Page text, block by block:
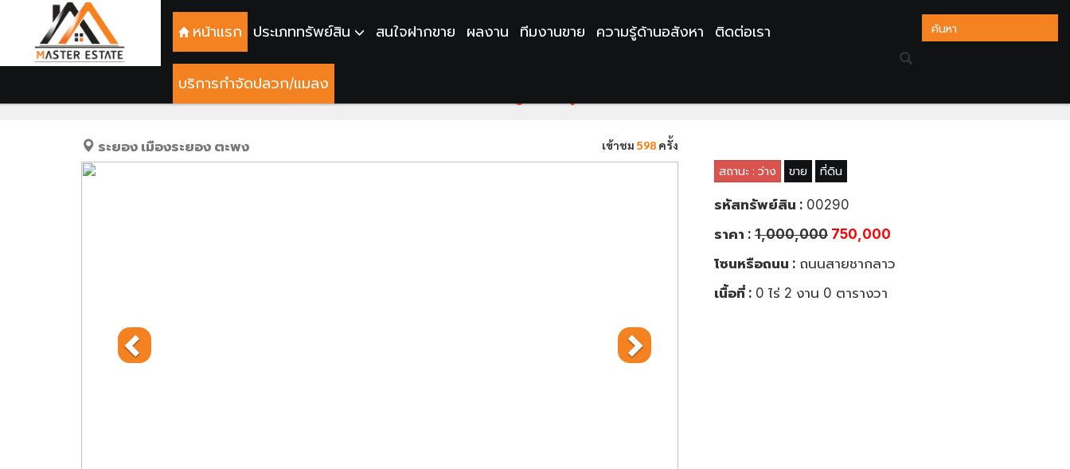
หน้าแรก ประเภททรัพย์สิน สนใจฝากขาย ผลงาน ทีมงานขาย ความรู้ด้านอสังหา ติดต่อเรา
บริการกำจัดปลวก/แมลง
ที่ดินปรับพื้นที่แล้ว ใกล้ตลาดศรีมงคล วิวภูเขา+ทุ่งนา อากาศเย็นสบาย อ.เมือง จ.ระยอง
ระยอง เมืองระยอง ตะพง เข้าชม 598 ครั้ง
สถานะ : ว่าง ขาย ที่ดิน
รหัสทรัพย์สิน : 00290
ราคา : 1,000,000 750,000
โซนหรือถนน : ถนนสายชากลาว
เนื้อที่ : 0 ไร่ 2 งาน 0 ตารางวา